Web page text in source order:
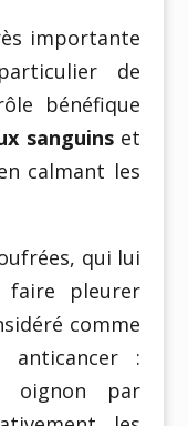
importante
de
bénéfique
sanguinset
calmant les
qui lui
faire pleurer
comme
:
oignon par